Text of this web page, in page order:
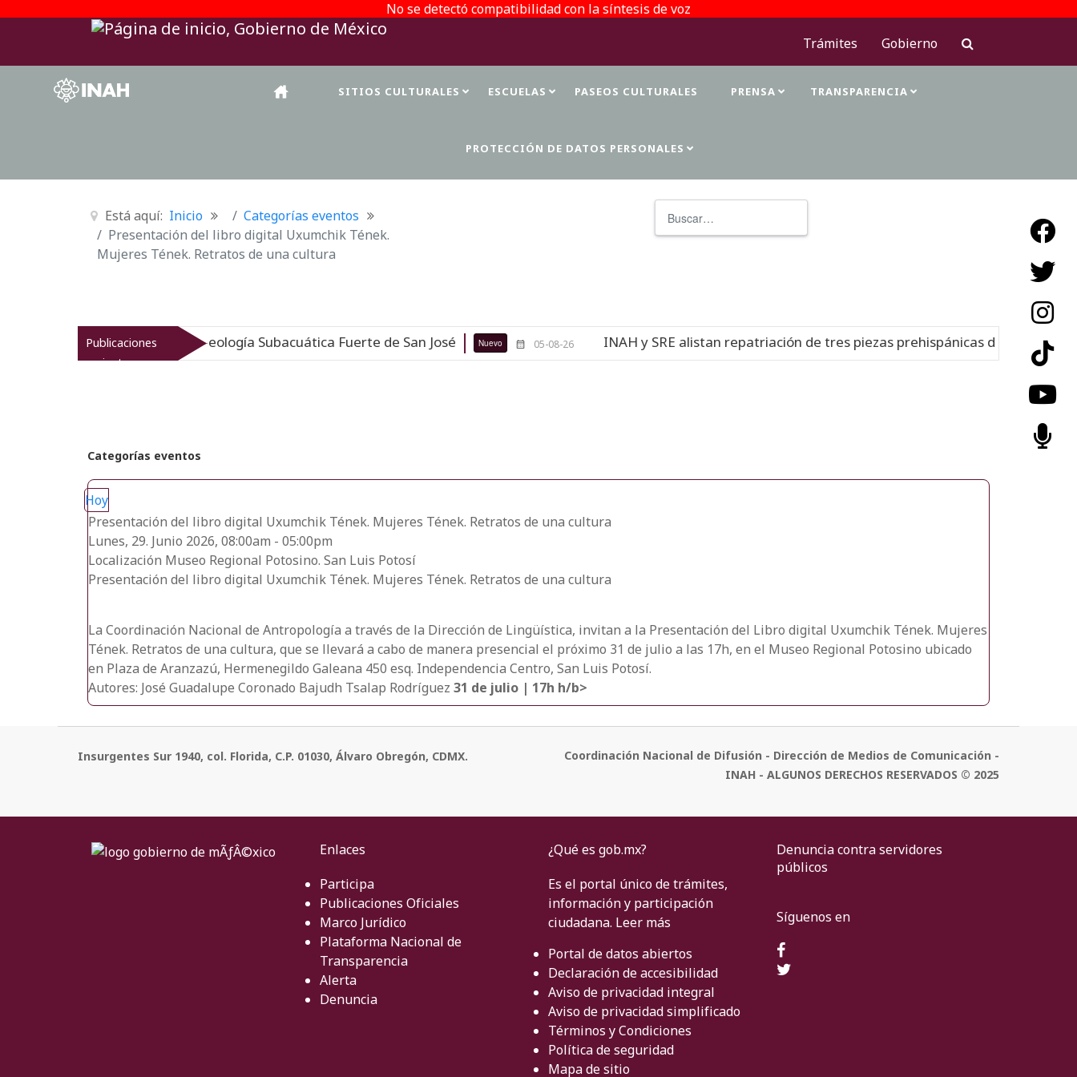
No se detectó compatibilidad con la síntesis de voz
Trámites
Gobierno
SITIOS CULTURALES ESCUELAS PASEOS CULTURALES PRENSA TRANSPARENCIA
PROTECCIÓN DE DATOS PERSONALES
Está aquí: Inicio
Categorías eventos
Presentación del libro digital Uxumchik Tének.
Mujeres Tének. Retratos de una cultura
Publicaciones
recientes
sumergido: Museo de Arqueología Subacuática Fuerte de San José Nuevo 05-08-26 INAH y SRE alistan repatriación de tres piezas prehispánicas desde Estados
Categorías eventos
Hoy
Presentación del libro digital Uxumchik Tének. Mujeres Tének. Retratos de una cultura
Lunes, 29. Junio 2026, 08:00am - 05:00pm
Localización Museo Regional Potosino. San Luis Potosí
Presentación del libro digital Uxumchik Tének. Mujeres Tének. Retratos de una cultura
La Coordinación Nacional de Antropología a través de la Dirección de Lingüística, invitan a la Presentación del Libro digital Uxumchik Tének. Mujeres
Tének. Retratos de una cultura, que se llevará a cabo de manera presencial el próximo 31 de julio a las 17h, en el Museo Regional Potosino ubicado
en Plaza de Aranzazú, Hermenegildo Galeana 450 esq. Independencia Centro, San Luis Potosí.
Autores: José Guadalupe Coronado Bajudh Tsalap Rodríguez 31 de julio | 17h h/b>
Insurgentes Sur 1940, col. Florida, C.P. 01030, Álvaro Obregón, CDMX.
Coordinación Nacional de Difusión - Dirección de Medios de Comunicación -
INAH - ALGUNOS DERECHOS RESERVADOS © 2025
Enlaces
Participa
Publicaciones Oficiales
Marco Jurídico
Plataforma Nacional de
Transparencia
Alerta
Denuncia
¿Qué es gob.mx?
Es el portal único de trámites,
información y participación
ciudadana. Leer más
Portal de datos abiertos
Declaración de accesibilidad
Aviso de privacidad integral
Aviso de privacidad simplificado
Términos y Condiciones
Política de seguridad
Mapa de sitio
Denuncia contra servidores
públicos
Síguenos en